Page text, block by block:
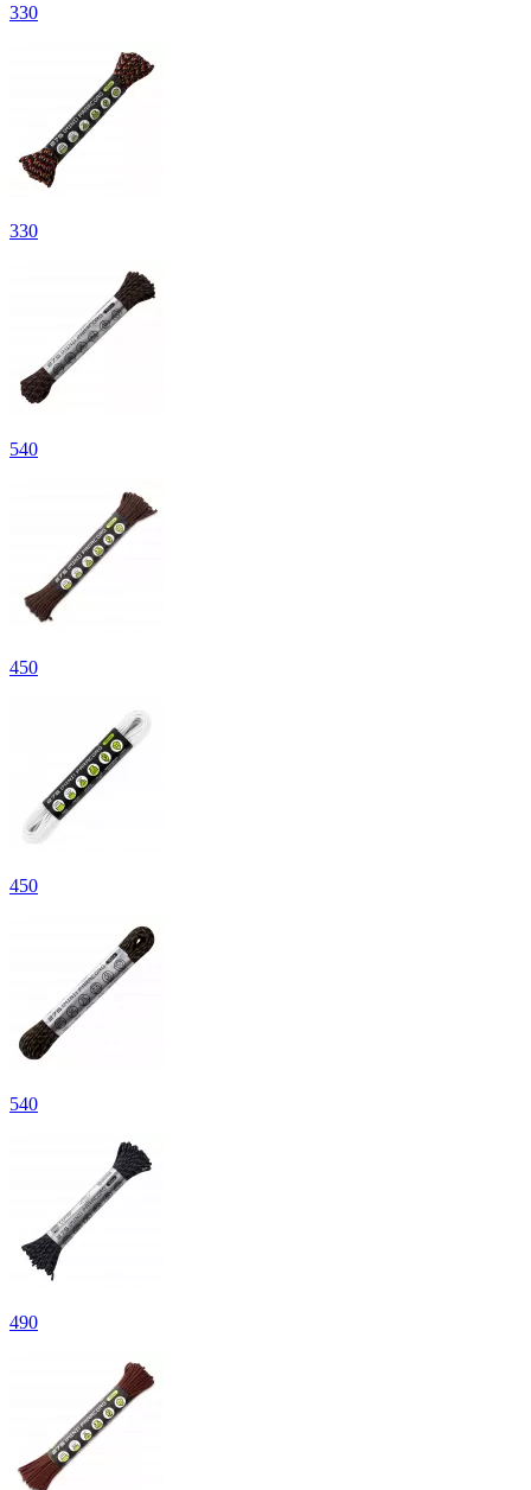
330
330
540
450
450
540
490